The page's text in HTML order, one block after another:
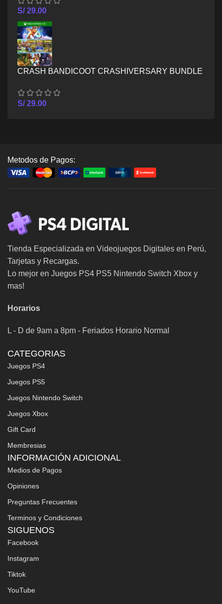
S/29.00
CRASH BANDICOOT CRASHIVERSARY BUNDLE
S/29.00
Metodos de Pagos:
Tienda Especializada en Videojuegos Digitales en Perú,
Tarjetas y Recargas.
Lo mejor en Juegos PS4 PS5 Nintendo Switch Xbox y
mas!
Horarios
L - D de 9am a 8pm - Feriados Horario Normal
CATEGORIAS
Juegos PS4
Juegos PS5
Juegos Nintendo Switch
Juegos Xbox
Gift Card
Membresias
INFORMACIÓN ADICIONAL
Medios de Pagos
Opiniones
Preguntas Frecuentes
Terminos y Condiciones
SIGUENOS
Facebook
Instagram
Tiktok
YouTube